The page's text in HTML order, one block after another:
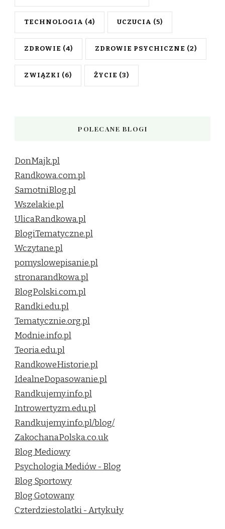
TECHNOLOGIA (4) UCZUCIA (5)
ZDROWIE (4) ZDROWIE PSYCHICZNE (2)
ZWIĄZKI (6) ŻYCIE (3)
POLECANE BLOGI
DonMajk.pl
Randkowa.com.pl
SamotniBlog.pl
Wszelakie.pl
UlicaRandkowa.pl
BlogiTematyczne.pl
Wczytane.pl
pomyslowepisanie.pl
stronarandkowa.pl
BlogPolski.com.pl
Randki.edu.pl
Tematycznie.org.pl
Modnie.info.pl
Teoria.edu.pl
RandkoweHistorie.pl
IdealneDopasowanie.pl
Randkujemy.info.pl
Introwertyzm.edu.pl
Randkujemy.info.pl/blog/
ZakochanaPolska.co.uk
Blog Mediowy
Psychologia Mediów - Blog
Blog Sportowy
Blog Gotowany
Czterdziestolatki - Artykuły